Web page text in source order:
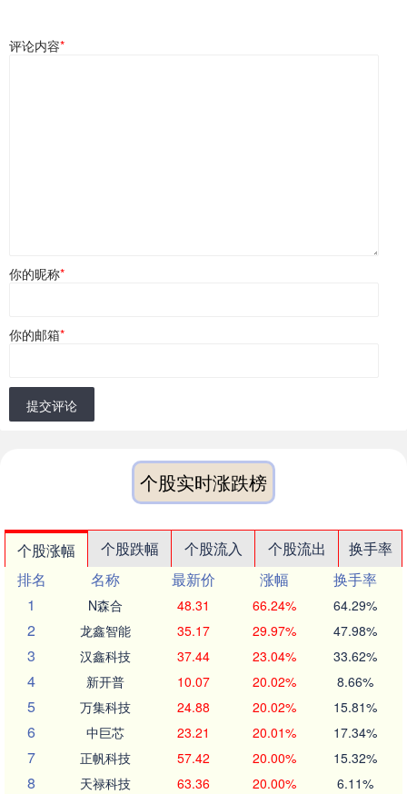
评论内容*
你的昵称*
你的邮箱*
提交评论
个股实时涨跌榜
个股涨幅 个股跌幅 个股流入 个股流出
换手率
排名
名称 最新价 涨幅
换手率
1
N森合 48.31 66.24% 64.29%
2 龙鑫智能 35.17 29.97% 47.98%
3 汉鑫科技 37.44 23.04% 33.62%
4 新开普 10.07 20.02% 8.66%
5 万集科技 24.88 20.02% 15.81%
6 中巨芯 23.21 20.01% 17.34%
7 正帆科技 57.42 20.00% 15.32%
8 天禄科技 63.36 20.00% 6.11%